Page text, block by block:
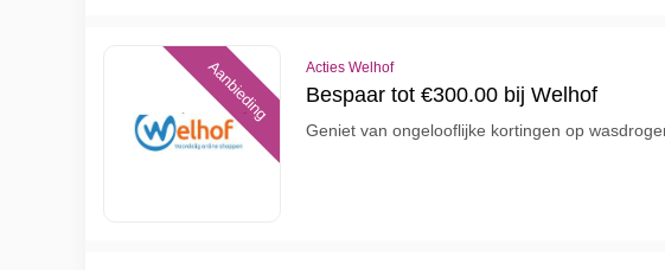
Aanbieding Acties Welhof
Bespaar tot €300.00 bij Welhof
Geniet van ongelooflijke kortingen op